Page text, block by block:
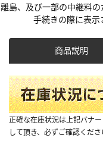
離島、及び一部の中継料
手続きの際に表示
商品説明
正確な在庫状況は上記バナ
して頂き、必ずご確認くださ